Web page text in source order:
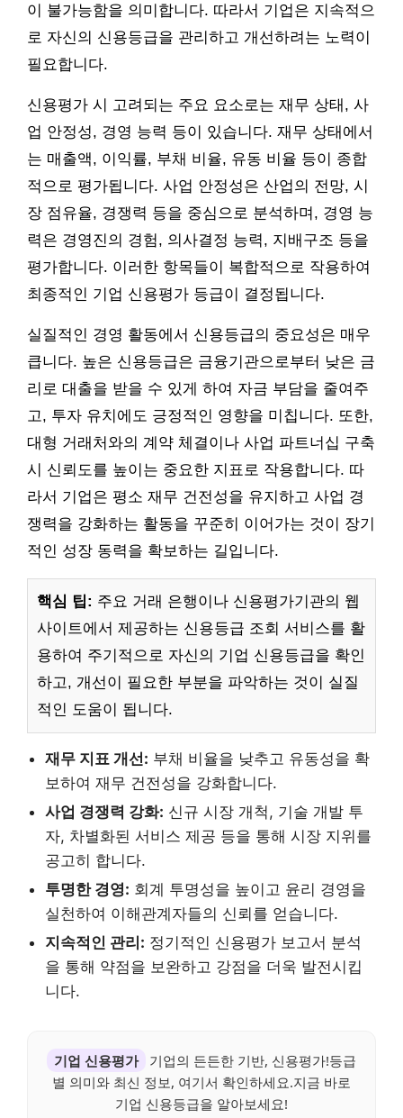
이 불가능함을 의미합니다. 따라서 기업은 지속적으
로 자신의 신용등급을 관리하고 개선하려는 노력이
필요합니다.
신용평가 시 고려되는 주요 요소로는 재무 상태, 사
업 안정성, 경영 능력 등이 있습니다. 재무 상태에서
는 매출액, 이익률, 부채 비율, 유동 비율 등이 종합
적으로 평가됩니다. 사업 안정성은 산업의 전망, 시
장 점유율, 경쟁력 등을 중심으로 분석하며, 경영 능
력은 경영진의 경험, 의사결정 능력, 지배구조 등을
평가합니다. 이러한 항목들이 복합적으로 작용하여
최종적인 기업 신용평가 등급이 결정됩니다.
실질적인 경영 활동에서 신용등급의 중요성은 매우
큽니다. 높은 신용등급은 금융기관으로부터 낮은 금
리로 대출을 받을 수 있게 하여 자금 부담을 줄여주
고, 투자 유치에도 긍정적인 영향을 미칩니다. 또한,
대형 거래처와의 계약 체결이나 사업 파트너십 구축
시 신뢰도를 높이는 중요한 지표로 작용합니다. 따
라서 기업은 평소 재무 건전성을 유지하고 사업 경
쟁력을 강화하는 활동을 꾸준히 이어가는 것이 장기
적인 성장 동력을 확보하는 길입니다.
핵심 팁: 주요 거래 은행이나 신용평가기관의 웹
사이트에서 제공하는 신용등급 조회 서비스를 활
용하여 주기적으로 자신의 기업 신용등급을 확인
하고, 개선이 필요한 부분을 파악하는 것이 실질
적인 도움이 됩니다.
재무 지표 개선: 부채 비율을 낮추고 유동성을 확
보하여 재무 건전성을 강화합니다.
사업 경쟁력 강화: 신규 시장 개척, 기술 개발 투
자, 차별화된 서비스 제공 등을 통해 시장 지위를
공고히 합니다.
투명한 경영: 회계 투명성을 높이고 윤리 경영을
실천하여 이해관계자들의 신뢰를 얻습니다.
지속적인 관리: 정기적인 신용평가 보고서 분석
을 통해 약점을 보완하고 강점을 더욱 발전시킵
니다.
기업 신용평가
기업의 든든한 기반, 신용평가!등급
별 의미와 최신 정보, 여기서 확인하세요.지금 바로
기업 신용등급을 알아보세요!